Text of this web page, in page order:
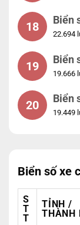
18 Biển
22.694
19 Biển
19.666
20 Biển
19.449
Biển số xe
S
T
T
TỈNH /
THÀNH